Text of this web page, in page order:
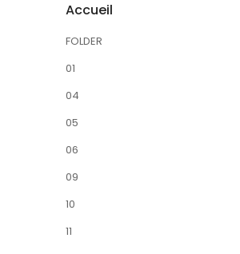
Accueil
FOLDER
01
04
05
06
09
10
11